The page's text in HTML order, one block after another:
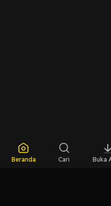
Beranda Cari Buka